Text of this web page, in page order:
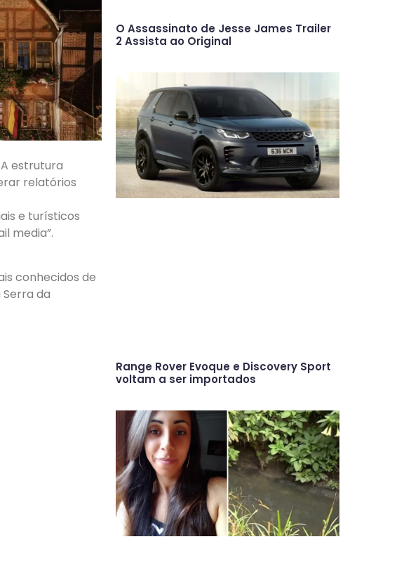
estrutura
relatórios
e turísticos
media”.
conhecidos de
da
O Assassinato de Jesse James Trailer
2 Assista ao Original
Range Rover Evoque e Discovery Sport
voltam a ser importados